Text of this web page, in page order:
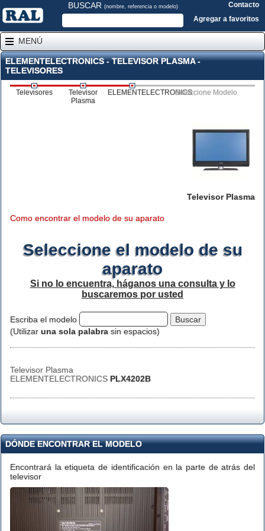
BUSCAR (nombre, referencia o modelo)
Contacto
Agregar a favoritos
MENÚ
ELEMENTELECTRONICS - TELEVISOR PLASMA -
TELEVISORES
Televisores
Televisor
Plasma
ELEMENTELECTRONICSSeleccione Modelo
Televisor Plasma
Como encontrar el modelo de su aparato
Seleccione el modelo de su
aparato
Si no lo encuentra, háganos una consulta y lo
buscaremos por usted
Escriba el modelo
(Utilizar una sola palabra sin espacios)
Televisor Plasma
ELEMENTELECTRONICS PLX4202B
DÓNDE ENCONTRAR EL MODELO
Encontrará la etiqueta de identificación en la parte de atrás del
televisor